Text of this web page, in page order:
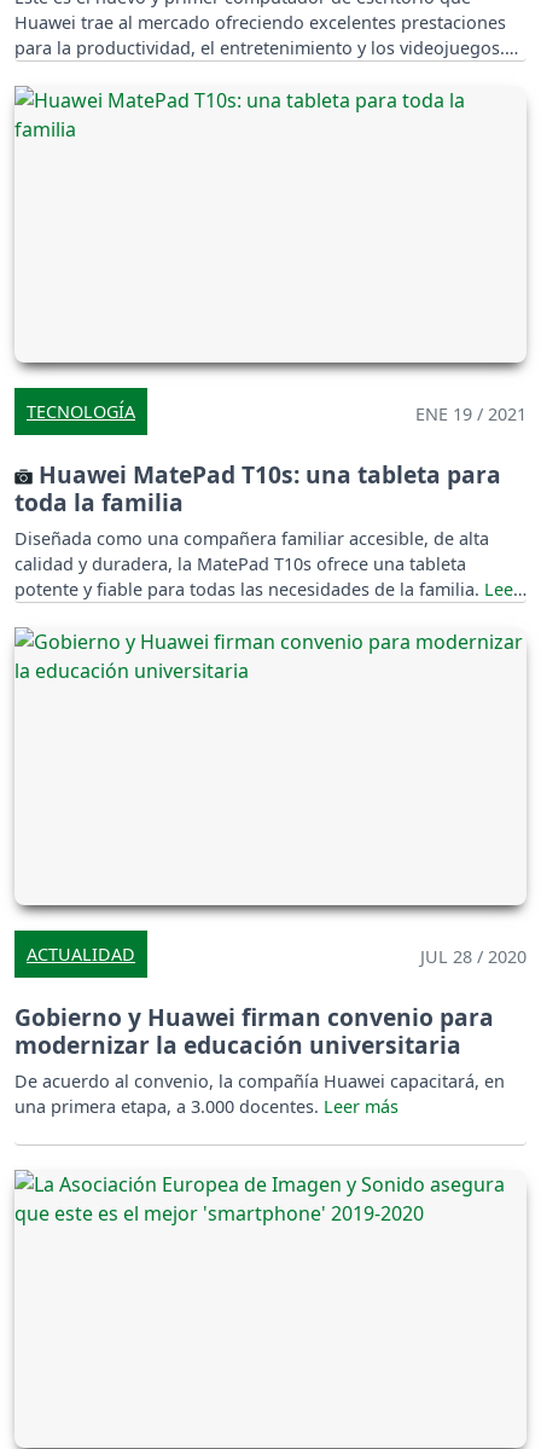
Huawei trae al mercado ofreciendo excelentes prestaciones
para la productividad, el entretenimiento y los videojuegos.
TECNOLOGÍA ENE 19 / 2021
Huawei MatePad T10s: una tableta para
toda la familia
Diseñada como una compañera familiar accesible, de alta
calidad y duradera, la MatePad T10s ofrece una tableta
potente y fiable para todas las necesidades de la familia.
ACTUALIDAD JUL 28 / 2020
Gobierno y Huawei firman convenio para
modernizar la educación universitaria
De acuerdo al convenio, la compañía Huawei capacitará, en
una primera etapa, a 3.000 docentes.